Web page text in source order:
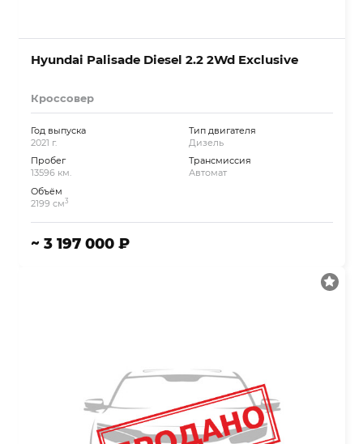
Hyundai Palisade Diesel 2.2 2Wd Exclusive
Кроссовер
Год выпуска
2021 г.
Пробег
13596 км.
Объём
2199 см3
Тип двигателя
Дизель
Трансмиссия
Автомат
~ 3 197 000 ₽